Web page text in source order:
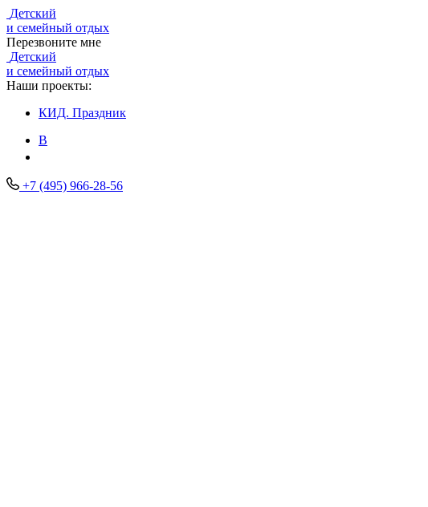
Детский
и семейный отдых
Перезвоните мне
Детский
и семейный отдых
Наши проекты:
КИД. Праздник
В
+7 (495) 966-28-56